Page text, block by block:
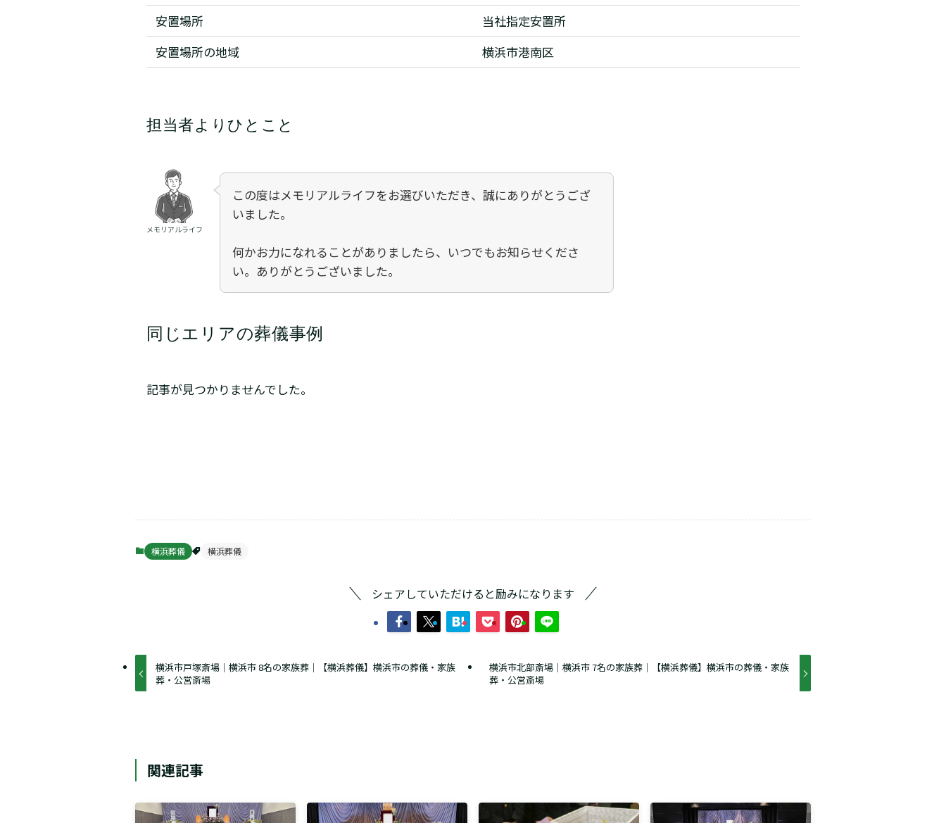
安置場所
当社指定安置所
安置場所の地域
横浜市港南区
担当者よりひとこと
メモリアルライフ
この度はメモリアルライフをお選びいただき、誠にありがとうござ
いました。
何かお力になれることがありましたら、いつでもお知らせくださ
い。ありがとうございました。
同じエリアの葬儀事例
記事が見つかりませんでした。
横浜葬儀 横浜葬儀
シェアしていただけると励みになります
横浜市戸塚斎場｜横浜市 8名の家族葬｜【横浜葬儀】横浜市の葬儀・家族
葬・公営斎場
横浜市北部斎場｜横浜市 7名の家族葬｜【横浜葬儀】横浜市の葬儀・家族
葬・公営斎場
関連記事